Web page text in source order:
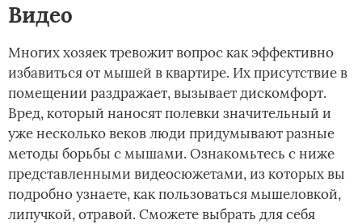
Видео
Многих хозяек тревожит вопрос как эффективно
избавиться от мышей в квартире. Их присутствие в
помещении раздражает, вызывает дискомфорт.
Вред, который наносят полевки значительный и
уже несколько веков люди придумывают разные
методы борьбы с мышами. Ознакомьтесь с ниже
представленными видеосюжетами, из которых вы
подробно узнаете, как пользоваться мышеловкой,
липучкой, отравой. Сможете выбрать для себя